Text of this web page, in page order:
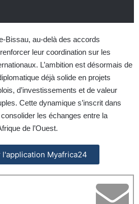
Bissau, au-delà des accords
leur coordination sur les
L’ambition est désormais de
déjà solide en projets
d’investissements et de valeur
Cette dynamique s’inscrit dans
les échanges entre la
de l’Ouest.
Myafrica24